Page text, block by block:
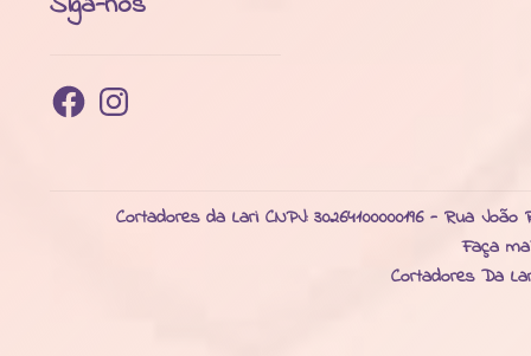
FacebookInstagram
Cortadores da Lari CNPJ: 30264100000196 - Rua
Faça
Cortadores Da